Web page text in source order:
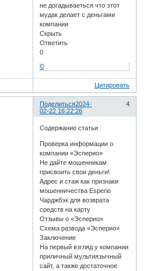
не догадываеться что этот
мудак делает с деньгами
компании
Скрыть
Ответить
0
0
Цитировать
Поделиться 4
2024-
02-22 16:22:26
Содержание статьи
Проверка информации о
компании «Эсперио»
Не дайте мошенникам
присвоить свои деньги!
Адрес и стаж как признаки
мошенничества Esperio
Чарджбэк для возврата
средств на карту
Отзывы о «Эсперио»
Схема развода «Эсперио»
Заключение
На первый взгляд у компании
приличный мультиязычный
сайт, а также достаточное